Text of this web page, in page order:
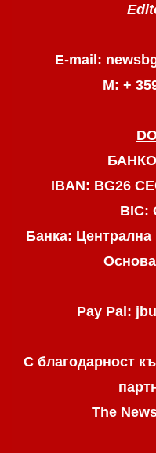
E-mail:
М: +
IBAN: BG26
BIC:
Банка:
Pay Pal:
С благодарност
The